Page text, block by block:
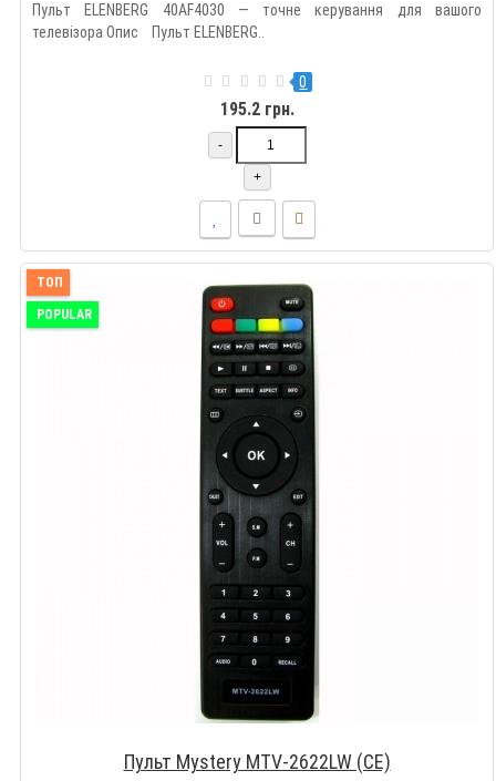
Пульт ELENBERG 40AF4030 — точне керування для вашого
телевізора Опис Пульт ELENBERG..
0
195.2 грн.
-
+
ТОП
POPULAR
Пульт Mystery MTV-2622LW (CE)